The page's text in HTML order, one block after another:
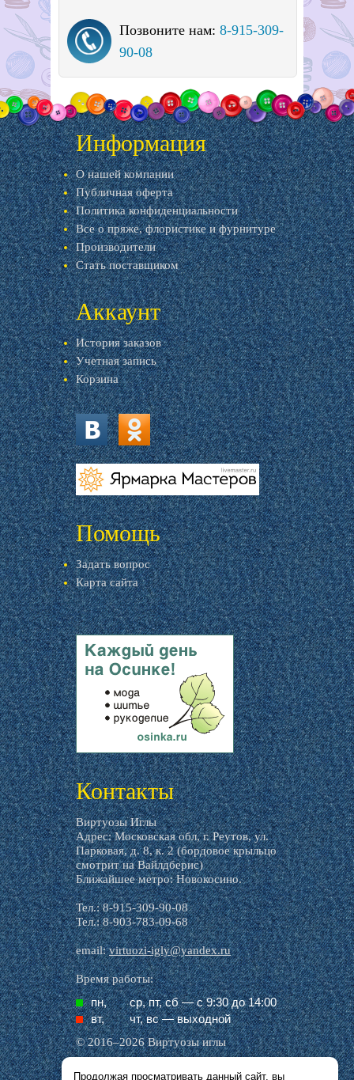
Позвоните нам: 8-915-309-
90-08
Информация
О нашей компании
Публичная оферта
Политика конфиденциальности
Все о пряже, флористике и фурнитуре
Производители
Стать поставщиком
Аккаунт
История заказов
Учетная запись
Корзина
vk.com ok.ru
livemaster.ru
Помощь
Задать вопрос
Карта сайта
livemaster.ru
Контакты
Виртуозы Иглы
Адрес: Московская обл, г. Реутов, ул.
Парковая, д. 8, к. 2 (бордовое крыльцо
смотрит на Вайлдберис)
Ближайшее метро: Новокосино.
Тел.: 8-915-309-90-08
Тел.: 8-903-783-09-68
email:virtuozi-igly@yandex.ru
Время работы:
пн,
ср, пт, cб — с 9:30 до 14:00
вт,
чт, вс — выходной
© 2016–2026 Виртуозы иглы
Продолжая просматривать данный сайт, вы